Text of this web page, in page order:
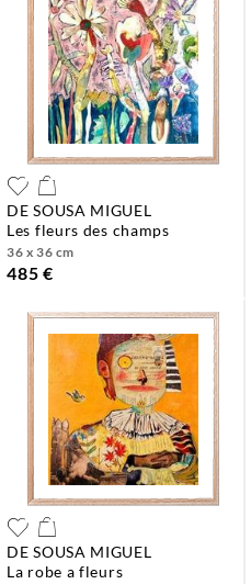
DE SOUSA MIGUEL
les fleurs des champs
36 x 36 cm
485 €
DE SOUSA MIGUEL
la robe a fleurs